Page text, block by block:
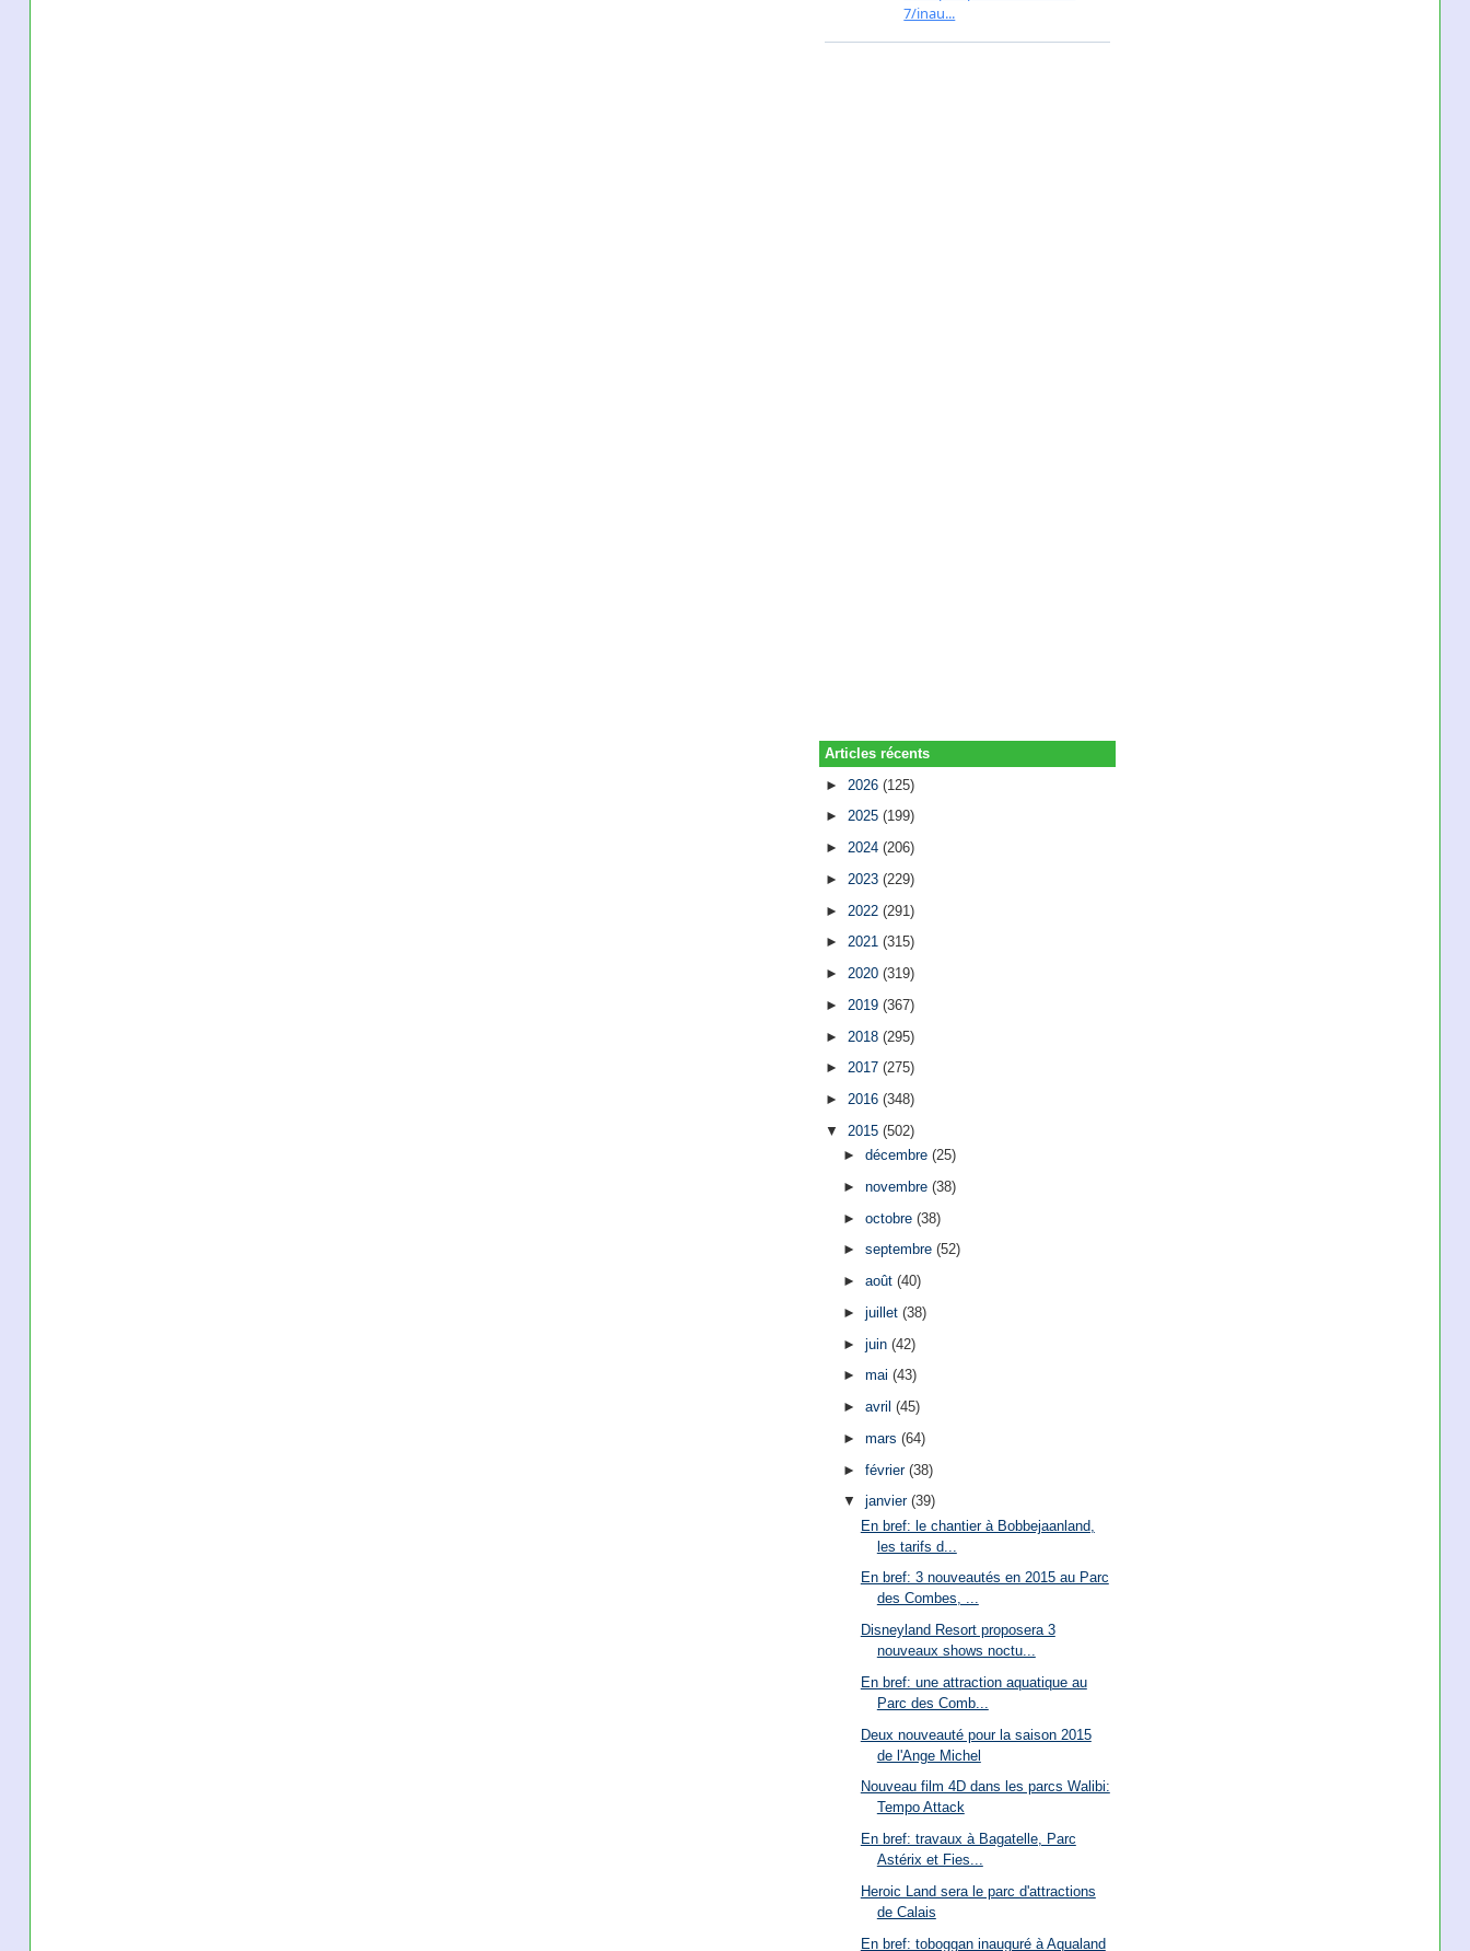
Articles récents
► 2026(125)
►2025(199)
►2024(206)
► 2023(229)
► 2022(291)
►2021(315)
►2020(319)
► 2019(367)
► 2018(295)
►2017(275)
►2016(348)
▼ 2015(502)
► décembre (25)
► novembre (38)
► octobre (38)
► septembre (52)
► août (40)
► juillet (38)
► juin (42)
► mai (43)
► avril (45)
► mars (64)
► février (38)
▼ janvier (39)
En bref: le chantier à Bobbejaanland,
les tarifs d...
En bref: 3 nouveautés en 2015 au Parc
des Combes, ...
Disneyland Resort proposera 3
nouveaux shows noctu...
En bref: une attraction aquatique au
Parc des Comb...
Deux nouveauté pour la saison 2015
de l'Ange Michel
Nouveau film 4D dans les parcs Walibi:
Tempo Attack
En bref: travaux à Bagatelle, Parc
Astérix et Fies...
Heroic Land sera le parc d'attractions
de Calais
En bref: toboggan inauguré à Aqualand